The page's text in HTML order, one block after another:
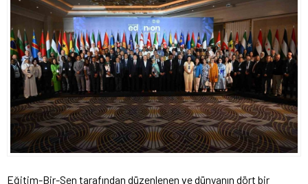
Eğitim-Bir-Sen tarafından düzenlenen ve dünyanın dört bir